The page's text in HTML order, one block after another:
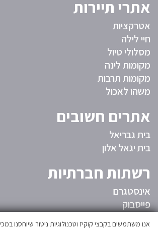
אתרי תיירות
אטרקציות
חיי לילה
מסלולי טיול
מקומות לינה
מקומות תרבות
משהו לאכול
אתרים חשובים
בית גבריאל
בית יגאל אלון
רשתות חברתיות
אינסטגרם
פייסבוק
אנו משתמשים בקבצי קוקיז וטכנולוגיות ניטור שיוחסנו